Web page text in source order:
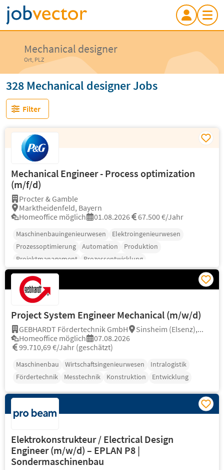
Mechanical designer
Ort, PLZ
328 Mechanical designer Jobs
Filter
Mechanical Engineer - Process optimization
(m/f/d)
Procter & Gamble
Marktheidenfeld, Bayern
Homeoffice möglich
01.08.2026 67.500 €/Jahr
Maschinenbauingenieurwesen
Elektroingenieurwesen
Prozessoptimierung
Automation
Produktion
Projektmanagement
Prozessentwicklung
Project System Engineer Mechanical (m/w/d)
GEBHARDT Fördertechnik GmbH
Sinsheim (Elsenz),...
Homeoffice möglich
07.08.2026
99.710,69 €/Jahr (geschätzt)
Maschinenbau Wirtschaftsingenieurwesen
Intralogistik
Fördertechnik
Messtechnik Konstruktion Entwicklung
Elektrokonstrukteur / Electrical Design
Engineer (m/w/d) – EPLAN P8 |
Sondermaschinenbau